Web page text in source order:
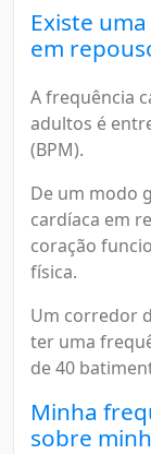
Existe
em
A frequência
adultos é
(BPM).
De um modo
cardíaca em
coração
física.
Um corredor
ter uma
de 40
Minha
sobre